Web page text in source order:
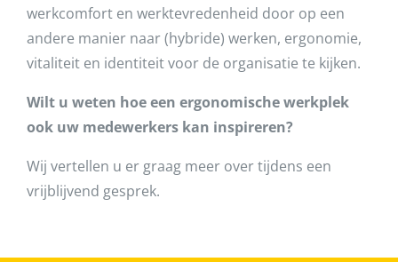
werkcomfort en werktevredenheid door op een
andere manier naar (hybride) werken, ergonomie,
vitaliteit en identiteit voor de organisatie te kijken.
Wilt u weten hoe een ergonomische werkplek
ook uw medewerkers kan inspireren?
Wij vertellen u er graag meer over tijdens een
vrijblijvend gesprek.